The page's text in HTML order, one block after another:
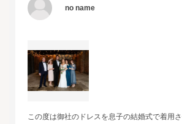
no name
この度は御社のドレスを息子の結婚式で着用